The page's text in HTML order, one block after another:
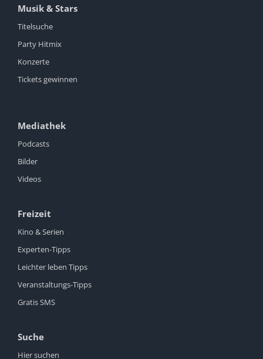
Musik & Stars
Titelsuche
Party Hitmix
Konzerte
Tickets gewinnen
Mediathek
Podcasts
Bilder
Videos
Freizeit
Kino & Serien
Experten-Tipps
Leichter leben Tipps
Veranstaltungs-Tipps
Gratis SMS
Suche
Hier suchen